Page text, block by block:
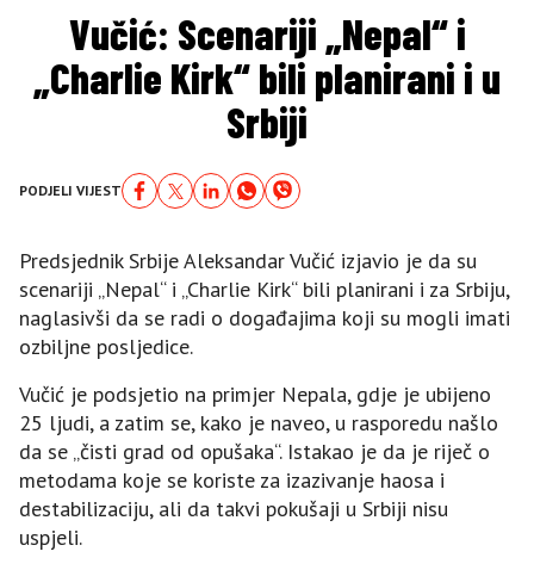
Vučić: Scenariji „Nepal“ i
„Charlie Kirk“ bili planirani i u
Srbiji
PODJELI VIJEST
Predsjednik Srbije Aleksandar Vučić izjavio je da su
scenariji „Nepal“ i „Charlie Kirk“ bili planirani i za Srbiju,
naglasivši da se radi o događajima koji su mogli imati
ozbiljne posljedice.
Vučić je podsjetio na primjer Nepala, gdje je ubijeno
25 ljudi, a zatim se, kako je naveo, u rasporedu našlo
da se „čisti grad od opušaka“. Istakao je da je riječ o
metodama koje se koriste za izazivanje haosa i
destabilizaciju, ali da takvi pokušaji u Srbiji nisu
uspjeli.